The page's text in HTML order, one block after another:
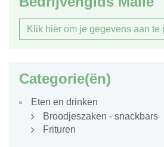
Klik hier om je gegevens aan te
Categorie(ën)
Eten en drinken
Broodjeszaken - snackbars
Frituren